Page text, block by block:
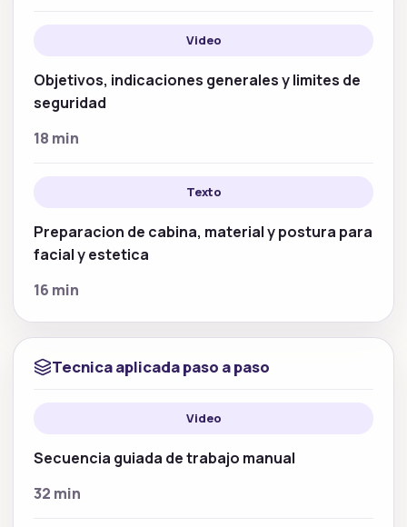
Video
Objetivos, indicaciones generales y limites de
seguridad
18 min
Texto
Preparacion de cabina, material y postura para
facial y estetica
16 min
Tecnica aplicada paso a paso
Video
Secuencia guiada de trabajo manual
32 min